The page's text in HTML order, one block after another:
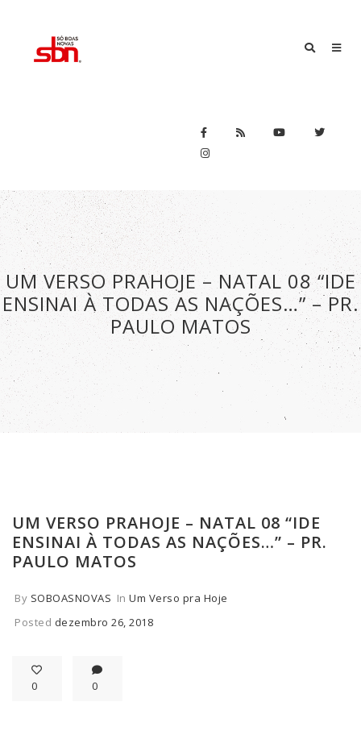
UM VERSO PRAHOJE – NATAL 08 “IDE
ENSINAI À TODAS AS NAÇÕES…” – PR.
PAULO MATOS
UM VERSO PRAHOJE – NATAL 08 “IDE
ENSINAI À TODAS AS NAÇÕES…” – PR.
PAULO MATOS
By SOBOASNOVAS In Um Verso pra Hoje
Posted dezembro 26, 2018
0 0